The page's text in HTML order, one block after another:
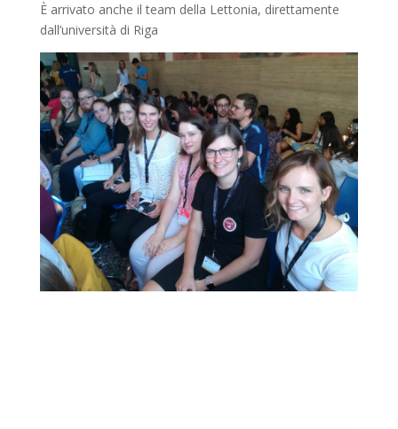
È arrivato anche il team della Lettonia, direttamente
dall’università di Riga